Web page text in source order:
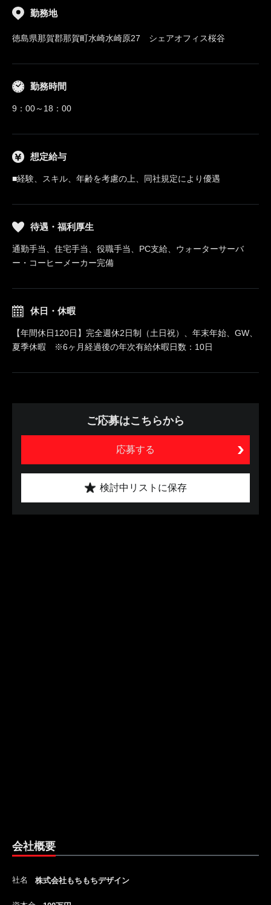
勤務地
徳島県那賀郡那賀町水崎水崎原27 シェアオフィス桜谷
勤務時間
9：00～18：00
想定給与
■経験、スキル、年齢を考慮の上、同社規定により優遇
待遇・福利厚生
通勤手当、住宅手当、役職手当、PC支給、ウォーターサーバ
ー・コーヒーメーカー完備
休日・休暇
【年間休日120日】完全週休2日制（土日祝）、年末年始、GW、
夏季休暇 ※6ヶ月経過後の年次有給休暇日数：10日
ご応募はこちらから
応募する
検討中リストに保存
会社概要
社名 株式会社もちもちデザイン